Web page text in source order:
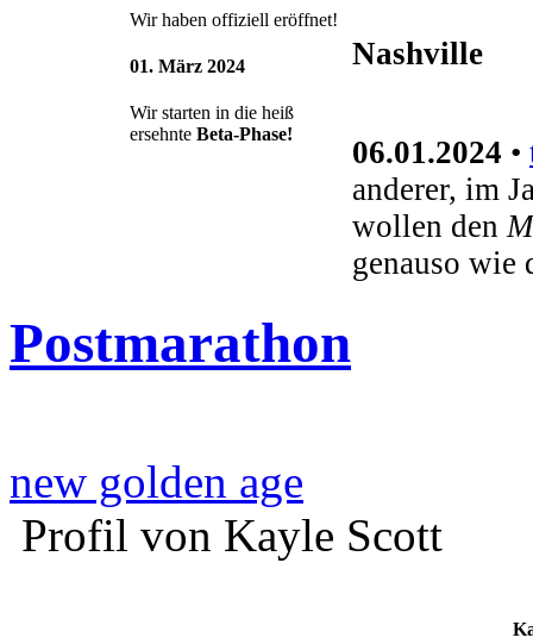
Wir haben offiziell eröffnet!
01. März 2024
Wir starten in die heiß
ersehnte Beta-Phase!
Nashville
06.01.2024 •
anderer, im
wollen den
genauso wie
Postmarathon
new golden age
Profil von Kayle Scott